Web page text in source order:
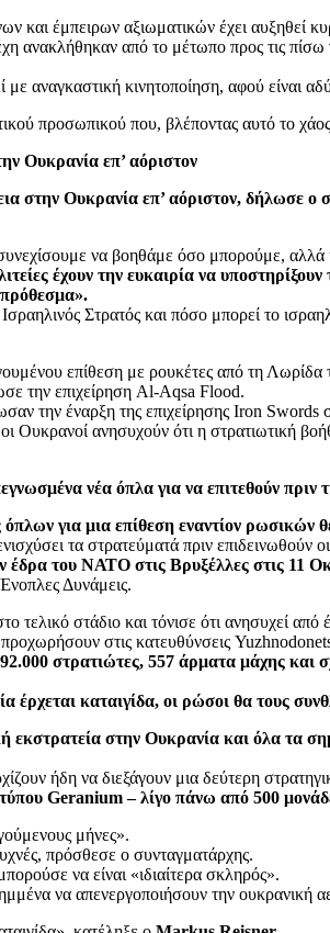
και έμπειρων αξιωματικών έχει αυξηθεί
ανακλήθηκαν από το μέτωπο προς τις
αναγκαστική κινητοποίηση, αφού είναι
προσωπικού που, βλέποντας αυτό το
Ουκρανία επ’ αόριστον
στην Ουκρανία επ’ αόριστον, δήλωσε
να βοηθάμε όσο μπορούμε, αλλά
έχουν την ευκαιρία να
Στρατός και πόσο μπορεί το
επίθεση με ρουκέτες από τη
την επιχείρηση Al-Aqsa Flood.
την έναρξη της επιχείρησης Iron Swords
ανησυχούν ότι η στρατιωτική
νέα όπλα για να επιτεθούν πριν
για μια επίθεση εναντίον
τα στρατεύματά πριν επιδεινωθούν
έδρα του ΝΑΤΟ στις Βρυξέλλες στις 11
Δυνάμεις.
τελικό στάδιο και τόνισε ότι ανησυχεί
στις κατευθύνσεις
στρατιώτες, 557 άρματα μάχης και
καταιγίδα, οι ρώσοι θα τους
εκστρατεία στην Ουκρανία και όλα τα
ήδη να διεξάγουν μια δεύτερη
Geranium – λίγο πάνω από 500
μήνες».
πρόσθεσε ο συνταγματάρχης.
να είναι «ιδιαίτερα σκληρός».
να απενεργοποιήσουν την ουκρανική